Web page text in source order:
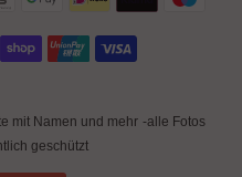
mit Namen und mehr -alle Fotos
geschützt